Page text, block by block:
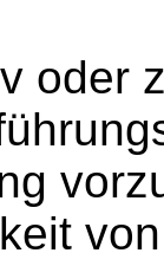
oder